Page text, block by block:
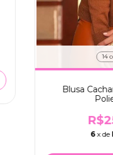
14
Blusa
6 x de